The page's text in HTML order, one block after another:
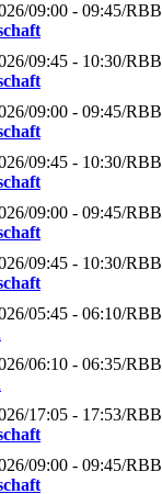
/09:00 - 09:45/RBB
/09:45 - 10:30/RBB
/09:00 - 09:45/RBB
/09:45 - 10:30/RBB
/09:00 - 09:45/RBB
/09:45 - 10:30/RBB
/05:45 - 06:10/RBB
/06:10 - 06:35/RBB
/17:05 - 17:53/RBB
/09:00 - 09:45/RBB